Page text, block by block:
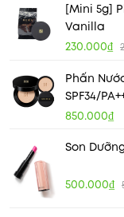
[Mini 5g]
Vanilla
230.000₫
Phấn
SPF34/
850.000₫
Son
500.000₫